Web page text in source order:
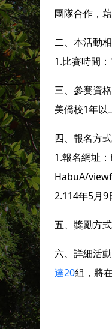
團隊合作，
二、本活動
1.比賽時間
三、參賽資
美僑校1年以
四、報名方式
1.報名網址
HabuA/
2.114年5月9
五、獎勵方
六、詳細活
達20組，將